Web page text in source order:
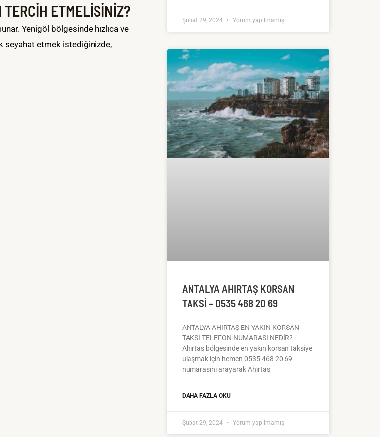
ETMELİSİNİZ?
Yenigöl bölgesinde hızlıca ve
seyahat etmek istediğinizde,
Şubat 29, 2024 Yorum yapılmamış
ANTALYA AHIRTAŞ KORSAN
TAKSI – 0535 468 20 69
ANTALYA AHIRTAŞ EN YAKIN KORSAN
TAKSI TELEFON NUMARASI NEDİR?
Ahırtaş bölgesinde en yakın korsan taksiye
ulaşmak için hemen 0535 468 20 69
numarasını arayarak Ahırtaş
DAHA FAZLA OKU
Şubat 29, 2024 Yorum yapılmamış